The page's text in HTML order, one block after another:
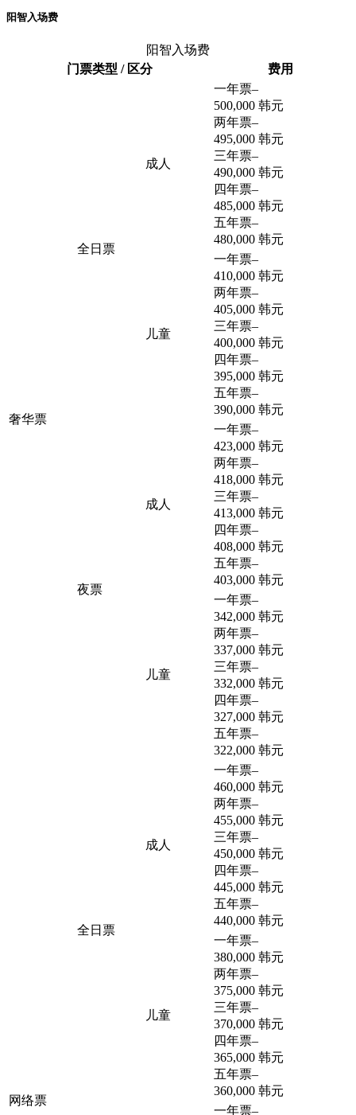
阳智入场费
阳智入场费
门票类型 / 区分
费用
奢华票
全日票
成人
一年票–
500,000 韩元
两年票–
495,000 韩元
三年票–
490,000 韩元
四年票–
485,000 韩元
五年票–
480,000 韩元
儿童
一年票–
410,000 韩元
两年票–
405,000 韩元
三年票–
400,000 韩元
四年票–
395,000 韩元
五年票–
390,000 韩元
夜票
成人
一年票–
423,000 韩元
两年票–
418,000 韩元
三年票–
413,000 韩元
四年票–
408,000 韩元
五年票–
403,000 韩元
儿童
一年票–
342,000 韩元
两年票–
337,000 韩元
三年票–
332,000 韩元
四年票–
327,000 韩元
五年票–
322,000 韩元
网络票
全日票
成人
一年票–
460,000 韩元
两年票–
455,000 韩元
三年票–
450,000 韩元
四年票–
445,000 韩元
五年票–
440,000 韩元
儿童
一年票–
380,000 韩元
两年票–
375,000 韩元
三年票–
370,000 韩元
四年票–
365,000 韩元
五年票–
360,000 韩元
一年票–